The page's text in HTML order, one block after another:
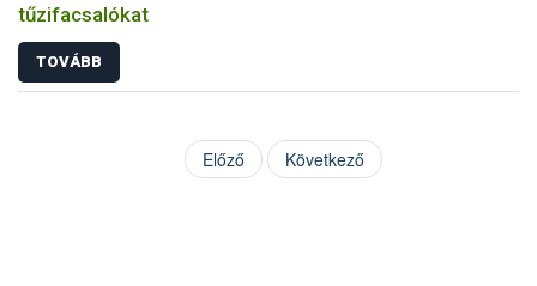
tűzifacsalókat
TOVÁBB
Előző Következő